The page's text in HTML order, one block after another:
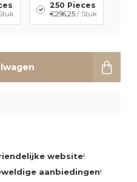
250 Pieces
€296,25 / Stuk
website!
aanbiedingen!